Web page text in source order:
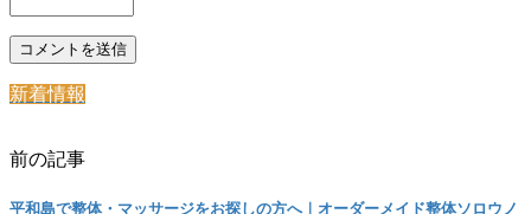
新着情報
前の記事
平和島で整体・マッサージをお探しの方へ｜オーダーメイド整体ソロウノ